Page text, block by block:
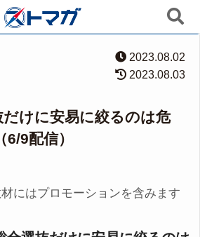
2023.08.02
2023.08.03
だけに安易に絞るのは危
9配信）
にはプロモーションを含みます